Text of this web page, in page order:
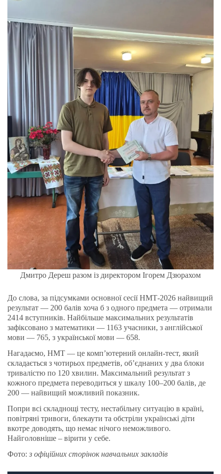
Дмитро Дереш разом із директором Ігорем Дзюрахом
До слова, за підсумками основної сесії НМТ-2026 найвищий
результат — 200 балів хоча б з одного предмета — отримали
2414 вступників. Найбільше максимальних результатів
зафіксовано з математики — 1163 учасники, з англійської
мови — 765, з української мови — 658.
Нагадаємо, НМТ — це комп’ютерний онлайн-тест, який
складається з чотирьох предметів, об’єднаних у два блоки
тривалістю по 120 хвилин. Максимальний результат з
кожного предмета переводиться у шкалу 100–200 балів, де
200 — найвищий можливий показник.
Попри всі складнощі тесту, нестабільну ситуацію в країні,
повітряні тривоги, блекаути та обстріли українські діти
вкотре доводять, що немає нічого неможливого.
Найголовніше – вірити у себе.
Фото: з офіційних сторінок навчальних закладів